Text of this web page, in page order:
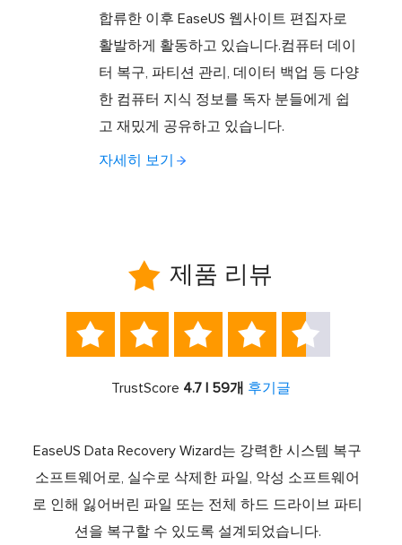
합류한 이후 EaseUS 웹사이트 편집자로
활발하게 활동하고 있습니다.컴퓨터 데이
터 복구, 파티션 관리, 데이터 백업 등 다양
한 컴퓨터 지식 정보를 독자 분들에게 쉽
고 재밌게 공유하고 있습니다.
자세히 보기
 제품 리뷰
    
TrustScore 4.7 | 59개 후기글
EaseUS Data Recovery Wizard는 강력한 시스템 복구
소프트웨어로, 실수로 삭제한 파일, 악성 소프트웨어
로 인해 잃어버린 파일 또는 전체 하드 드라이브 파티
션을 복구할 수 있도록 설계되었습니다.